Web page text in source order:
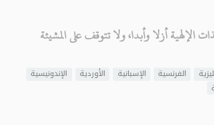
الإلهية أزلا وأبدا، ولا تتوقف على المشيئة
الفرنسية الإسبانية الأوردية
الإندونيسية